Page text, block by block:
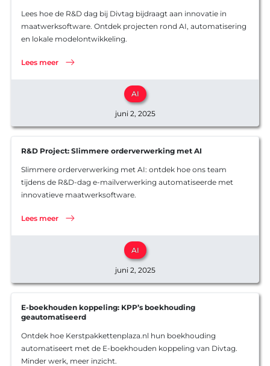
Overzicht
Websites
Overzicht
Ons werk
Lees hoe de R&D dag bij Divtag bijdraagt aan innovatie in
maatwerksoftware. Ontdek projecten rond AI, automatisering
en lokale modelontwikkeling.
Lees meer
AI
juni 2, 2025
R&D Project: Slimmere orderverwerking met AI
Slimmere orderverwerking met AI: ontdek hoe ons team
tijdens de R&D-dag e-mailverwerking automatiseerde met
innovatieve maatwerksoftware.
Lees meer
AI
juni 2, 2025
E-boekhouden koppeling: KPP’s boekhouding
geautomatiseerd
Ontdek hoe Kerstpakkettenplaza.nl hun boekhouding
automatiseert met de E-boekhouden koppeling van Divtag.
Minder werk, meer inzicht.